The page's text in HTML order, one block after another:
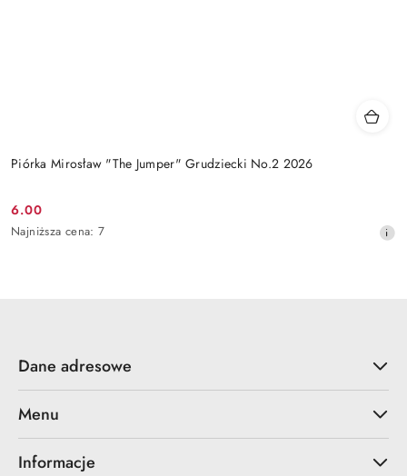
Piórka Mirosław "The Jumper" Grudziecki No.2 2026
Cena
promocyjna:
6.00
Najniższa
Najniższa cena: 7
Dane adresowe
Menu
Informacje